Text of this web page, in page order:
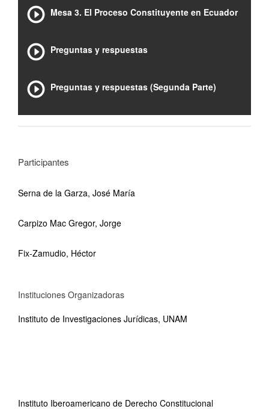
Mesa 3. El Proceso Constituyente en Ecuador
Preguntas y respuestas
Preguntas y respuestas (Segunda Parte)
Participantes
Serna de la Garza, José María
Carpizo Mac Gregor, Jorge
Fix-Zamudio, Héctor
Instituciones Organizadoras
Instituto de Investigaciones Jurídicas, UNAM
Instituto Iberoamericano de Derecho Constitucional